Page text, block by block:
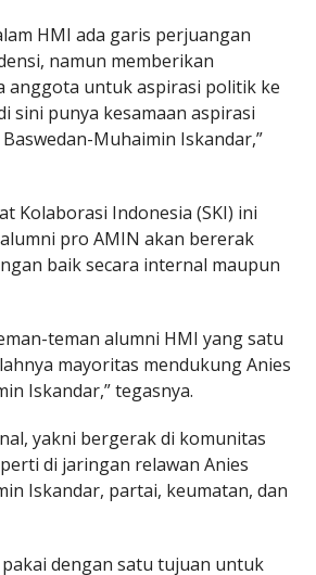
HMI ada garis perjuangan
namun memberikan
anggota untuk aspirasi politik ke
sini punya kesamaan aspirasi
Muhaimin Iskandar,”
Kolaborasi Indonesia (SKI) ini
pro AMIN akan bererak
baik secara internal maupun
teman alumni HMI yang satu
mayoritas mendukung Anies
Iskandar,” tegasnya.
yakni bergerak di komunitas
di jaringan relawan Anies
Iskandar, partai, keumatan, dan
pakai dengan satu tujuan untuk